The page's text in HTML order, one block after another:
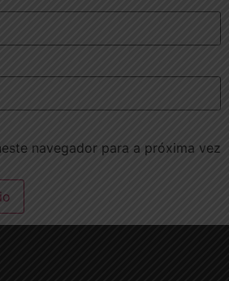
navegador para a próxima vez